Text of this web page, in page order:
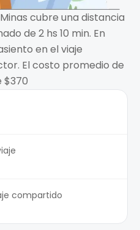
cubre una distancia
de 2 hs 10 min. En
en el viaje
El costo promedio de
$370
compartido